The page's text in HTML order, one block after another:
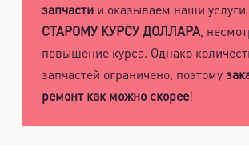
запчастии оказываем наши услуги
СТАРОМУ КУРСУ ДОЛЛАРА,
повышение курса. Однако
запчастей ограничено, поэтому
ремонт как можно скорее!